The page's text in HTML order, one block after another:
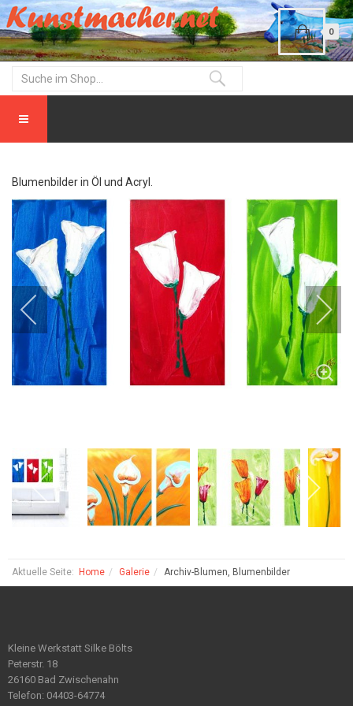
0
Blumenbilder in Öl und Acryl.
Aktuelle Seite: Home Galerie Archiv-Blumen, Blumenbilder
Kleine Werkstatt Silke Bölts
Peterstr. 18
26160 Bad Zwischenahn
Telefon: 04403-64774